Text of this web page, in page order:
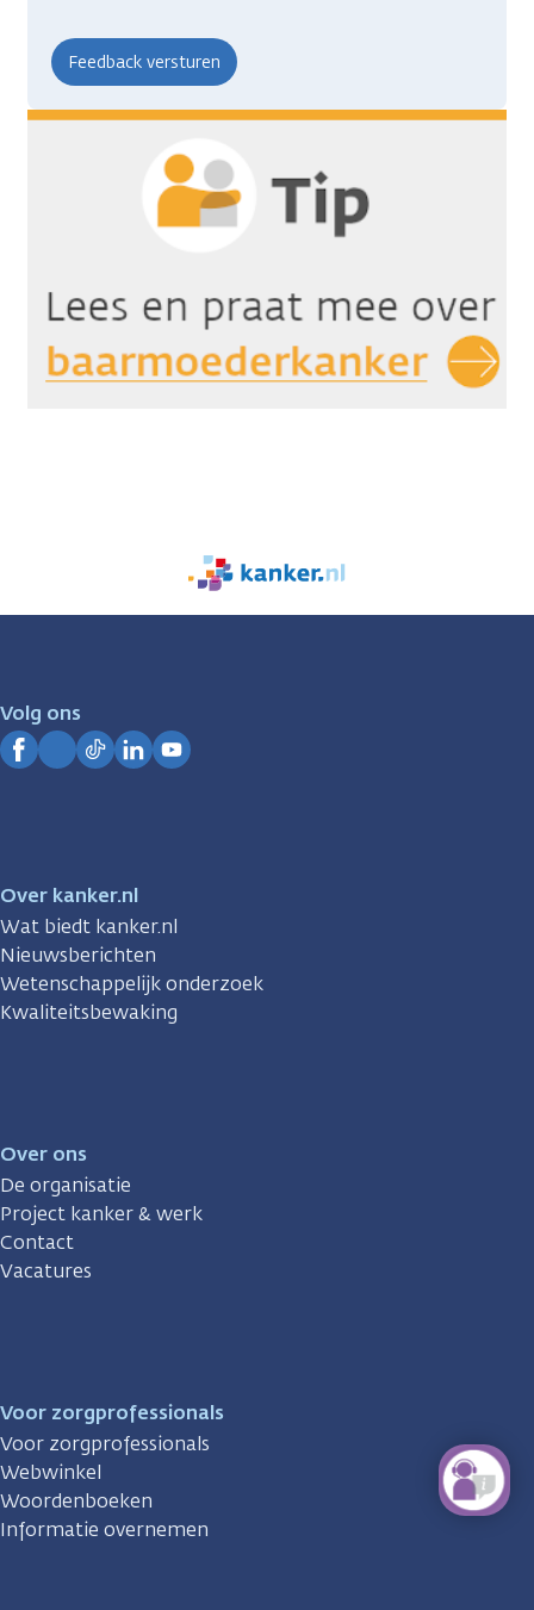
We
zijn
Volg ons
Over kanker.nl
Wat biedt kanker.nl
Nieuwsberichten
Wetenschappelijk onderzoek
Kwaliteitsbewaking
Over ons
De organisatie
Project kanker & werk
Contact
Vacatures
Voor zorgprofessionals
Voor zorgprofessionals
Webwinkel
Woordenboeken
Informatie overnemen